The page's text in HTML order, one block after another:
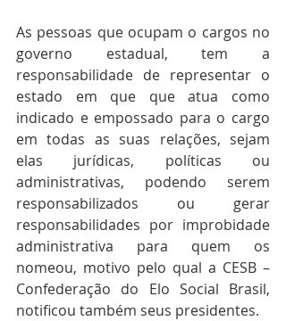
As pessoas que ocupam o cargos no
governo estadual, tem a
responsabilidade de representar o
estado em que que atua como
indicado e empossado para o cargo
em todas as suas relações, sejam
elas jurídicas, políticas ou
administrativas, podendo serem
responsabilizados ou gerar
responsabilidades por improbidade
administrativa para quem os
nomeou, motivo pelo qual a CESB –
Confederação do Elo Social Brasil,
notificou também seus presidentes.